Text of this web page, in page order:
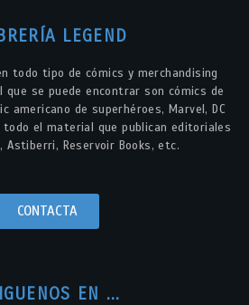
LEGEND
todo tipo de cómics y merchandising
que se puede encontrar son cómics de
americano de superhéroes, Marvel, DC
todo el material que publican editoriales
Astiberri, Reservoir Books, etc.
CONTACTA
EN ...